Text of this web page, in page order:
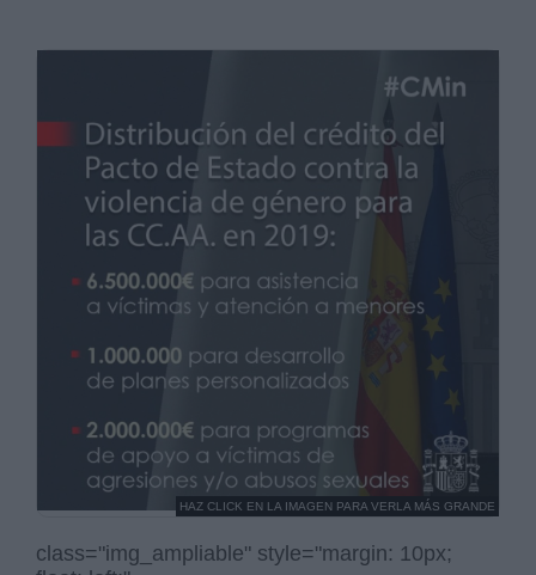
HAZ CLICK EN LA IMAGEN PARA VERLA MÁS GRANDE
class="img_ampliable" style="margin: 10px;